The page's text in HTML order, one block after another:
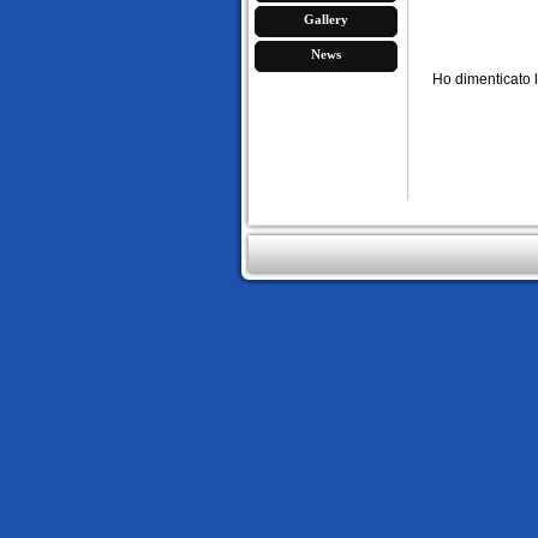
Gallery
News
Ho dimenticato